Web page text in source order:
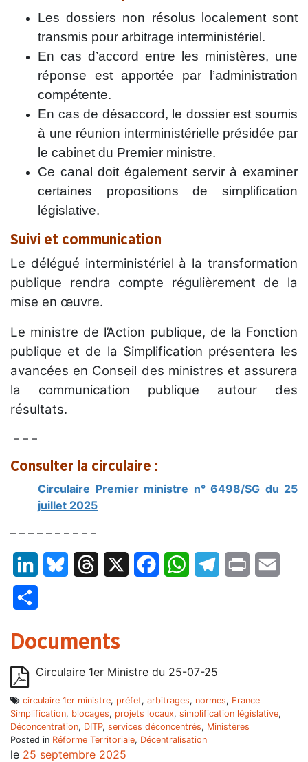
Les dossiers non résolus localement sont
transmis pour arbitrage interministériel.
En cas d’accord entre les ministères, une
réponse est apportée par l’administration
compétente.
En cas de désaccord, le dossier est soumis
à une réunion interministérielle présidée par
le cabinet du Premier ministre.
Ce canal doit également servir à examiner
certaines propositions de simplification
législative.
Suivi et communication
Le délégué interministériel à la transformation
publique rendra compte régulièrement de la
mise en œuvre.
Le ministre de l’Action publique, de la Fonction
publique et de la Simplification présentera les
avancées en Conseil des ministres et assurera
la communication publique autour des
résultats.
– – –
Consulter la circulaire :
Circulaire Premier ministre n° 6498/SG du 25
juillet 2025
– – – – – – – – – –
LinkedInBluesky Threads FacebookWhatsAppTelegram
Print
Documents
Circulaire 1er Ministre du 25-07-25
circulaire 1er ministre, préfet, arbitrages, normes, France
Simplification, blocages, projets locaux, simplification législative,
Déconcentration, DITP, services déconcentrés, Ministères
Posted in Réforme Territoriale, Décentralisation
le 25 septembre 2025